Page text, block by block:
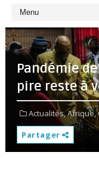
Pandémie
pire reste à
Actualités,Afrique,
Partager